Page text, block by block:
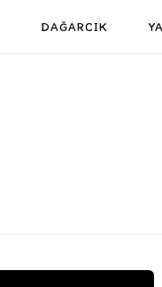
DAĞARCIK